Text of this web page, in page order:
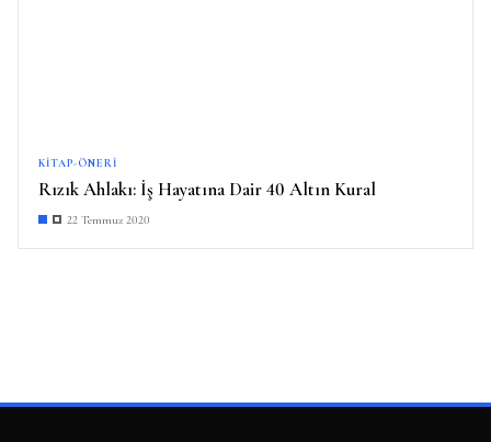
KITAP-ÖNERI
Rızık Ahlakı: İş Hayatına Dair 40 Altın Kural
22 Temmuz 2020